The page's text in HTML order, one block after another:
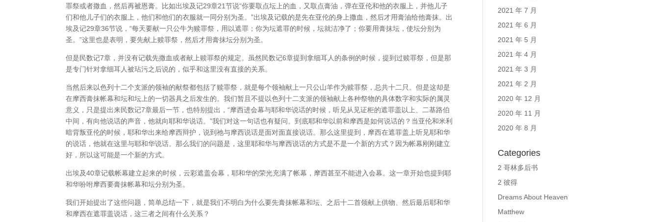
罪祭或者撒血，然后再被恩膏。比如出埃及记29章21节说“你要取点坛上的血，又取点膏油，弹在亚伦和他的衣服上，并他儿子
们和他儿子们的衣服上，他们和他们的衣服就一同分别为圣。”出埃及记载的是先在亚伦的身上撒血，然后才用膏油给他膏抹。出
埃及记29章36节说，“每天要献一只公牛为赎罪祭，用以遮罪；你为坛遮罪的时候，坛就洁净了；你要用膏抹坛，使坛分别为
圣。”这里也是表明，要先献上赎罪祭，然后才用膏抹坛分别为圣。
但是民数记7章，并没有记载先撒血或者献上赎罪祭的规定。虽然民数记6章提到拿细耳人的条例的时候，提到过赎罪祭，但是那
是专门针对拿细耳人被玷污之后说的，似乎和这里没有直接的关系。
当然后来以色列十二个支派的领袖的献祭都包括了赎罪祭，就是每个领袖献上一只公山羊作为赎罪祭，总共十二只。但是这却是
在摩西膏抹帐幕和坛和坛上的一切器具之后发生的。我们暂且不提以色列十二支派的领袖献上各种祭物的具体数字和实际的属灵
意义，只是提出来民数记7章最后一节，也特别提出，“摩西进会幕与耶和华说话的时候，听见从见证柜的遮罪盖以上、二基路伯
中间，有向他说话的声音，他就向耶和华说话。”我们对这一句话也有疑问。到底耶和华以前和摩西是如何说话的？当亚伦和米利
暗背叛亚伦的时候，耶和华出来给摩西辩护，说到祂与摩西说话是面对面直接说话。那么这里提到，摩西在遮罪盖上听见耶和华
的说话，他就在这里与耶和华说话。那么我们的问题是，这里耶和华与摩西说话的方式是不是一个新的方式？因为帐幕刚刚建立
好，所以这可能是一个新的方式。
出埃及40章记载帐幕建立起来的时候，云彩遮盖会幕，耶和华的荣光充满了帐幕，摩西甚至不能进入会幕。这一章开始也提到耶
和华吩咐摩西要膏抹帐幕和坛分别为圣。
我们开始提出了这些问题，简单总结一下，就是我们不明白为什么要先膏抹帐幕和坛、之后十二首领献上供物、然后最后耶和华
和摩西在遮罪盖说话，这三者之间有什么关系？
2021 年 7 月
2021 年 6 月
2021 年 5 月
2021 年 4 月
2021 年 3 月
2021 年 2 月
2020 年 12 月
2020 年 11 月
2020 年 8 月
Categories
2 哥林多后书
2 彼得
Dreams About Heaven
Matthew